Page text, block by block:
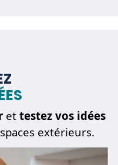
et testez vos idées
extérieurs.